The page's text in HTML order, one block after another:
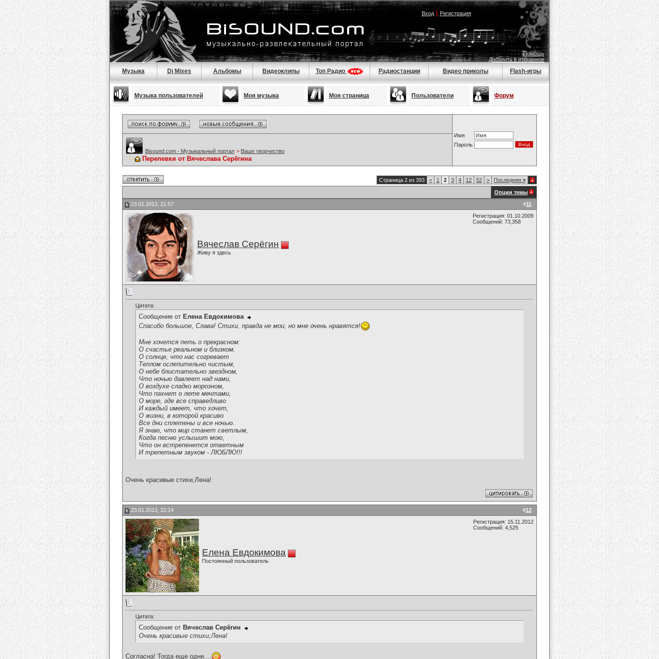
Вход| Регистрация
Помощь
Добавить в избранное
Музыка Dj Mixes Альбомы Видеоклипы Топ Радио Радиостанции Видео приколы Flash-игры
Музыка пользователей Моя музыка Моя страница Пользователи Форум
Имя
Пароль
Bisound.com - Музыкальный портал > Ваше творчество
Перепевки от Вячеслава Серёгина
Страница 2 из 393 < 1 2 3 4 12 52 > Последняя »
Опции темы
#11
23.01.2013, 21:57
Вячеслав Серёгин
Живу я здесь
Регистрация: 01.10.2009
Сообщений: 73,358
Цитата:
Сообщение от Елена Евдокимова
Спасибо большое, Слава! Стихи, правда не мои, но мне очень нравятся!
Мне хочется петь о прекрасном:
О счастье реальном и близком,
О солнце, что нас согревает
Теплом ослепительно чистым,
О небе блистательно звездном,
Что ночью давлеет над нами,
О воздухе сладко морозном,
Что пахнет о лете мечтами,
О море, где все справедливо
И каждый имеет, что хочет,
О жизни, в которой красиво
Все дни сплетены и все ночью.
Я знаю, что мир станет светлым,
Когда песню услышит мою,
Что он встрепенется ответным
И трепетным звуком - ЛЮБЛЮ!!!
Очень красивые стихи,Лена!
#12
23.01.2013, 22:14
Елена Евдокимова
Постоянный пользователь
Регистрация: 15.11.2012
Сообщений: 4,525
Цитата:
Сообщение от Вячеслав Серёгин
Очень красивые стихи,Лена!
Согласна! Тогда еще одни....